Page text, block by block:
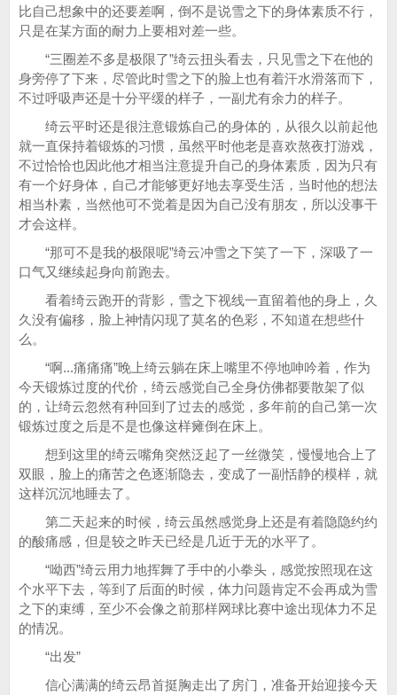
比自己想象中的还要差啊，倒不是说雪之下的身体素质不行，
只是在某方面的耐力上要相对差一些。
“三圈差不多是极限了”绮云扭头看去，只见雪之下在他的
身旁停了下来，尽管此时雪之下的脸上也有着汗水滑落而下，
不过呼吸声还是十分平缓的样子，一副尤有余力的样子。
绮云平时还是很注意锻炼自己的身体的，从很久以前起他
就一直保持着锻炼的习惯，虽然平时他老是喜欢熬夜打游戏，
不过恰恰也因此他才相当注意提升自己的身体素质，因为只有
有一个好身体，自己才能够更好地去享受生活，当时他的想法
相当朴素，当然他可不觉着是因为自己没有朋友，所以没事干
才会这样。
“那可不是我的极限呢”绮云冲雪之下笑了一下，深吸了一
口气又继续起身向前跑去。
看着绮云跑开的背影，雪之下视线一直留着他的身上，久
久没有偏移，脸上神情闪现了莫名的色彩，不知道在想些什
么。
“啊...痛痛痛”晚上绮云躺在床上嘴里不停地呻吟着，作为
今天锻炼过度的代价，绮云感觉自己全身仿佛都要散架了似
的，让绮云忽然有种回到了过去的感觉，多年前的自己第一次
锻炼过度之后是不是也像这样瘫倒在床上。
想到这里的绮云嘴角突然泛起了一丝微笑，慢慢地合上了
双眼，脸上的痛苦之色逐渐隐去，变成了一副恬静的模样，就
这样沉沉地睡去了。
第二天起来的时候，绮云虽然感觉身上还是有着隐隐约约
的酸痛感，但是较之昨天已经是几近于无的水平了。
“呦西”绮云用力地挥舞了手中的小拳头，感觉按照现在这
个水平下去，等到了后面的时候，体力问题肯定不会再成为雪
之下的束缚，至少不会像之前那样网球比赛中途出现体力不足
的情况。
“出发”
信心满满的绮云昂首挺胸走出了房门，准备开始迎接今天